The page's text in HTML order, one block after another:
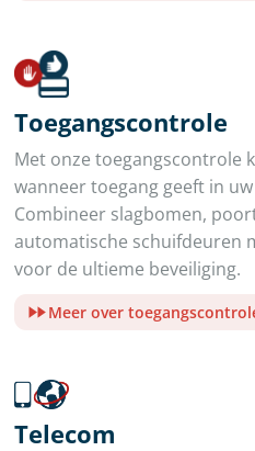
Toegangscontrole
Met onze toegangscontrole
wanneer toegang geeft in
Combineer slagbomen,
automatische schuifdeuren
voor de ultieme beveiliging.
Meer over
Telecom